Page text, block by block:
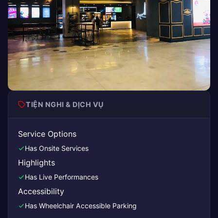
TIỆN NGHI & DỊCH VỤ
Service Options
Has Onsite Services
Highlights
Has Live Performances
Accessibility
Has Wheelchair Accessible Parking